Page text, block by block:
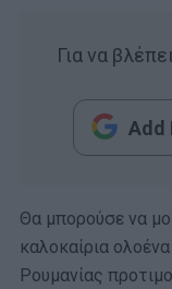
Για να
Add
Θα μπορούσε να
καλοκαίρια
Ρουμανίας